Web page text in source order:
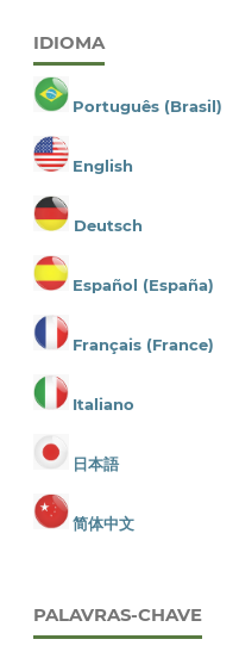
IDIOMA
Português (Brasil)
English
Deutsch
Español (España)
Français (France)
Italiano
日本語
简体中文
PALAVRAS-CHAVE